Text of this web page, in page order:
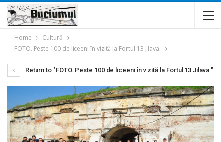
Home
Cultură
FOTO. Peste 100 de liceeni în vizită la Fortul 13 Jilava.
Return to "FOTO. Peste 100 de liceeni în vizită la Fortul 13 Jilava."